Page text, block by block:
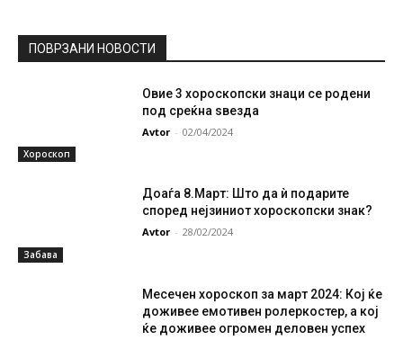
ПОВРЗАНИ НОВОСТИ
Хороскоп
Овие 3 хороскопски знаци се родени
под среќна ѕвезда
Avtor - 02/04/2024
Забава
Доаѓа 8.Март: Што да ѝ подарите
според нејзиниот хороскопски знак?
Avtor - 28/02/2024
Месечен хороскоп за март 2024: Кој ќе
доживее емотивен ролеркостер, а кој
ќе доживее огромен деловен успех